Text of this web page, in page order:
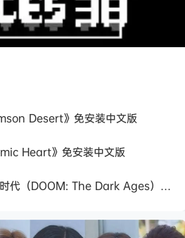
Desert》免安装中文版
Heart》免安装中文版
毁灭战士：黑暗时代（DOOM: The Dark Ages）免安装中文版